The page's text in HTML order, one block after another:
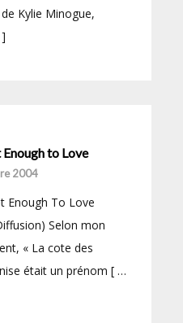
Kylie Minogue,
Enough to Love
2004
Enough To Love
Selon mon
« La cote des
était un prénom [ …